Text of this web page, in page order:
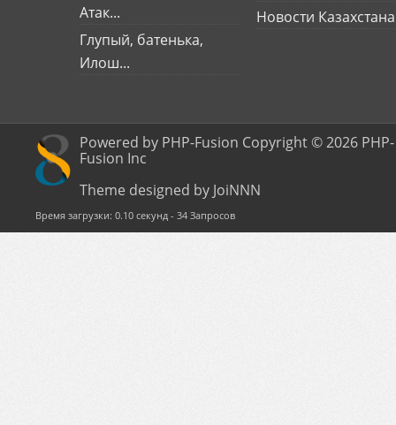
Атак...
Глупый, батенька,
Илош...
Новости Казахстана
Powered by PHP-Fusion Copyright © 2026 PHP-
Fusion Inc
Theme designed by JoiNNN
Время загрузки: 0.10 секунд - 34 Запросов